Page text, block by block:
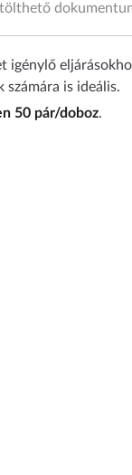
is ideális.
50 pár/doboz.